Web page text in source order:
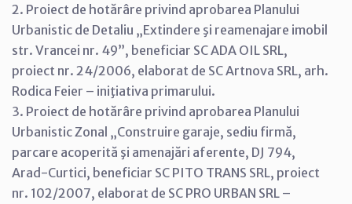
2. Proiect de hotărâre privind aprobarea Planului
Urbanistic de Detaliu „Extindere şi reamenajare imobil
str. Vrancei nr. 49”, beneficiar SC ADA OIL SRL,
proiect nr. 24/2006, elaborat de SC Artnova SRL, arh.
Rodica Feier – iniţiativa primarului.
3. Proiect de hotărâre privind aprobarea Planului
Urbanistic Zonal „Construire garaje, sediu firmă,
parcare acoperită şi amenajări aferente, DJ 794,
Arad-Curtici, beneficiar SC PITO TRANS SRL, proiect
nr. 102/2007, elaborat de SC PRO URBAN SRL –